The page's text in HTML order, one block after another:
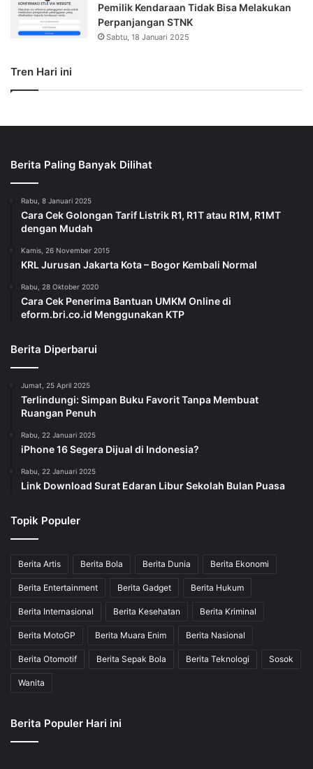
Pemilik Kendaraan Tidak Bisa Melakukan
Perpanjangan STNK
Sabtu, 18 Januari 2025
Tren Hari ini
Berita Paling Banyak Dilihat
Rabu, 8 Januari 2025
Cara Cek Golongan Tarif Listrik R1, R1T atau R1M, R1MT
dengan Mudah
Kamis, 26 November 2015
KRL Jurusan Jakarta Kota – Bogor Kembali Normal
Rabu, 28 Oktober 2020
Cara Cek Penerima Bantuan UMKM Online di
eform.bri.co.id Menggunakan KTP
Berita Diperbarui
Jumat, 25 April 2025
Terlindungi: Simpan Buku Favorit Tanpa Membuat
Ruangan Penuh
Rabu, 22 Januari 2025
iPhone 16 Segera Dijual di Indonesia?
Rabu, 22 Januari 2025
Link Download Surat Edaran Libur Sekolah Bulan Puasa
Topik Populer
Berita Artis Berita Bola Berita Dunia Berita Ekonomi
Berita Entertainment Berita Gadget Berita Hukum
Berita Internasional Berita Kesehatan Berita Kriminal
Berita MotoGP Berita Muara Enim Berita Nasional
Berita Otomotif Berita Sepak Bola Berita Teknologi Sosok
Wanita
Berita Populer Hari ini